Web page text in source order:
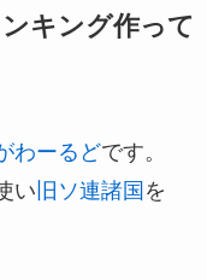
キング作って
わーるどです。
い 旧ソ連諸国 を